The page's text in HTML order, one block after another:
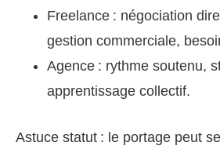
Freelance : négociation
gestion commerciale,
Agence : rythme soutenu,
apprentissage collectif.
Astuce statut : le portage peut